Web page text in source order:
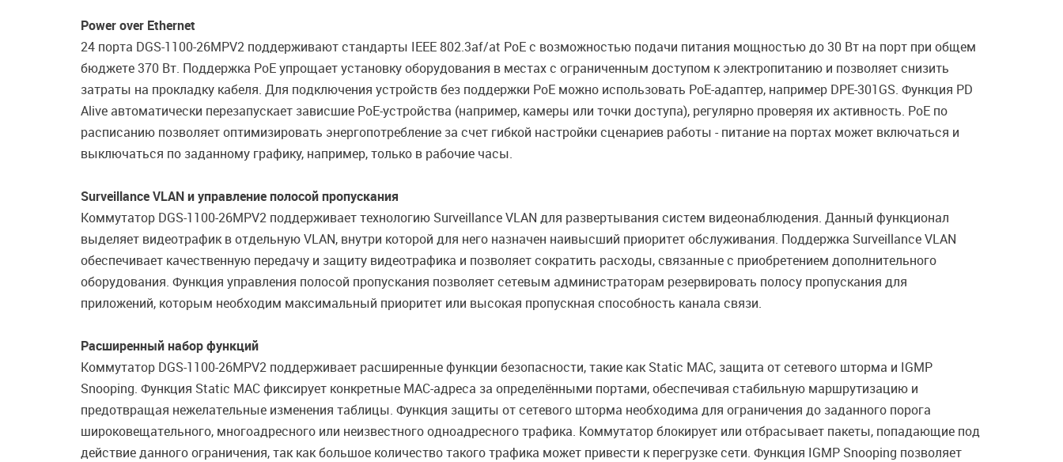
Power over Ethernet
24 порта DGS-1100-26MPV2 поддерживают стандарты IEEE 802.3af/at PoE c возможностью подачи питания мощностью до 30 Вт на порт при общем
бюджете 370 Вт. Поддержка PoE упрощает установку оборудования в местах с ограниченным доступом к электропитанию и позволяет снизить
затраты на прокладку кабеля. Для подключения устройств без поддержки PoE можно использовать PoE-адаптер, например DPE-301GS. Функция PD
Alive автоматически перезапускает зависшие PoE-устройства (например, камеры или точки доступа), регулярно проверяя их активность. PoE по
расписанию позволяет оптимизировать энергопотребление за счет гибкой настройки сценариев работы - питание на портах может включаться и
выключаться по заданному графику, например, только в рабочие часы.
Surveillance VLAN и управление полосой пропускания
Коммутатор DGS-1100-26MPV2 поддерживает технологию Surveillance VLAN для развертывания систем видеонаблюдения. Данный функционал
выделяет видеотрафик в отдельную VLAN, внутри которой для него назначен наивысший приоритет обслуживания. Поддержка Surveillance VLAN
обеспечивает качественную передачу и защиту видеотрафика и позволяет сократить расходы, связанные с приобретением дополнительного
оборудования. Функция управления полосой пропускания позволяет сетевым администраторам резервировать полосу пропускания для
приложений, которым необходим максимальный приоритет или высокая пропускная способность канала связи.
Расширенный набор функций
Коммутатор DGS-1100-26MPV2 поддерживает расширенные функции безопасности, такие как Static MAC, защита от сетевого шторма и IGMP
Snooping. Функция Static MAC фиксирует конкретные MAC-адреса за определёнными портами, обеспечивая стабильную маршрутизацию и
предотвращая нежелательные изменения таблицы. Функция защиты от сетевого шторма необходима для ограничения до заданного порога
широковещательного, многоадресного или неизвестного одноадресного трафика. Коммутатор блокирует или отбрасывает пакеты, попадающие под
действие данного ограничения, так как большое количество такого трафика может привести к перегрузке сети. Функция IGMP Snooping позволяет